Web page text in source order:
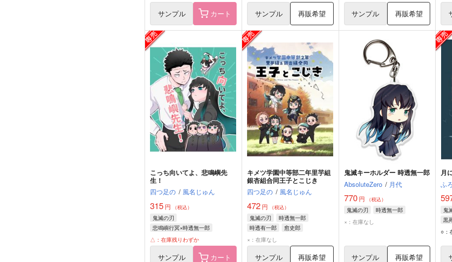
サンプル カート サンプル 再販希望 サンプル 再販希望
こっち向いてよ、悲鳴嶼先
生！
四つ足の / 風名じゅん
315 円 （税込）
鬼滅の刃
悲鳴嶼行冥×時透無一郎
時透無一郎
悲鳴嶼行冥
時透有一郎
△：在庫残りわずか
サンプル カート
キメツ学園中等部二年里芋組
銀杏組合同王子とこじき
四つ足の / 風名じゅん
472円 （税込）
鬼滅の刃
時透無一郎
時透有一郎
愈史郎
×：在庫なし
サンプル 再販希望
鬼滅キーホルダー 時透無一郎
AbsoluteZero / 月代
770円 （税込）
鬼滅の刃
時透無一郎
×：在庫なし
サンプル 再販希望
月
ふ
鬼
黒
○：